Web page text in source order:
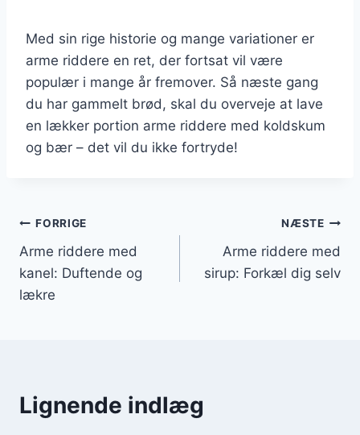
Med sin rige historie og mange variationer er
arme riddere en ret, der fortsat vil være
populær i mange år fremover. Så næste gang
du har gammelt brød, skal du overveje at lave
en lækker portion arme riddere med koldskum
og bær – det vil du ikke fortryde!
Indlægsnavigation
FORRIGE
Arme riddere med
kanel: Duftende og
lækre
NÆSTE
Arme riddere med
sirup: Forkæl dig selv
Lignende indlæg